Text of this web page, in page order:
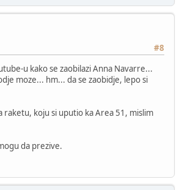
#8
u kako se zaobilazi Anna Navarre...
moze... hm... da se zaobidje, lepo si
raketu, koju si uputio ka Area 51, mislim
da prezive.